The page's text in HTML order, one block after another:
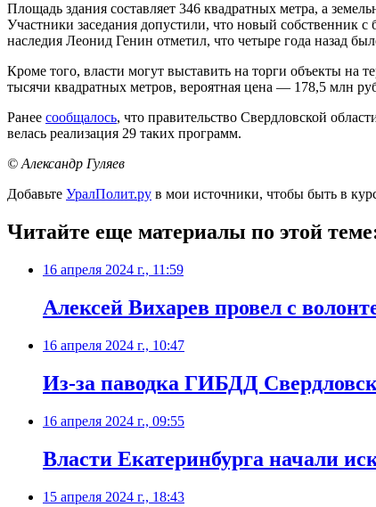
Площадь здания составляет 346 квадратных метра, а
Участники заседания допустили, что новый собственник с
наследия Леонид Генин отметил, что четыре года назад
Кроме того, власти могут выставить на торги объекты
тысячи квадратных метров, вероятная цена — 178,5 млн
Ранее сообщалось, что правительство Свердловской
велась реализация 29 таких программ.
© Александр Гуляев
Добавьте УралПолит.ру в мои источники, чтобы быть в
Читайте еще материалы по этой
16 апреля 2024 г., 11:59
Алексей Вихарев провел с
16 апреля 2024 г., 10:47
Из-за паводка ГИБДД
16 апреля 2024 г., 09:55
Власти Екатеринбурга начали
15 апреля 2024 г., 18:43